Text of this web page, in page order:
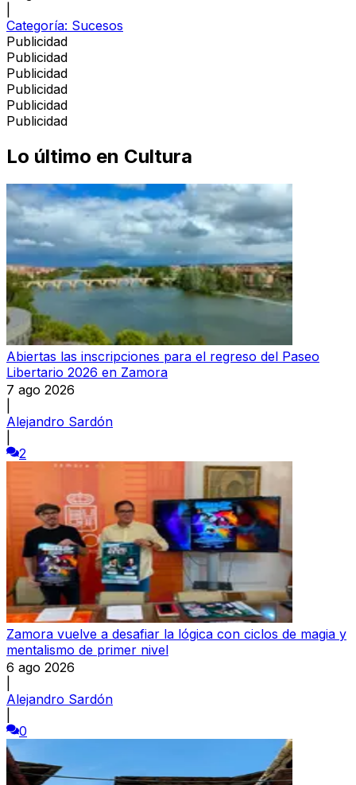
Categoría: Sucesos
Publicidad
Publicidad
Publicidad
Publicidad
Publicidad
Publicidad
Lo último en Cultura
Abiertas las inscripciones para el regreso del Paseo
Libertario 2026 en Zamora
7 ago 2026
Alejandro Sardón
2
Zamora vuelve a desafiar la lógica con ciclos de magia y
mentalismo de primer nivel
6 ago 2026
Alejandro Sardón
0